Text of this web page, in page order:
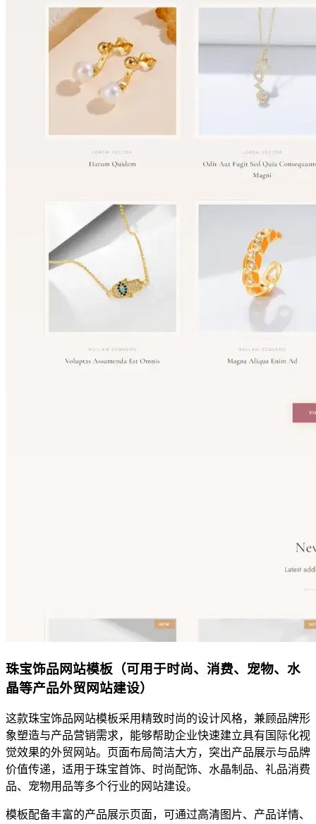
珠宝饰品网站模板（可用于时尚、消费、宠物、水
晶等产品外贸网站建设）
这款珠宝饰品网站模板采用精致时尚的设计风格，兼顾品牌形
象塑造与产品营销需求，能够帮助企业快速建立具有国际化视
觉效果的外贸网站。页面布局简洁大方，突出产品展示与品牌
价值传递，适用于珠宝首饰、时尚配饰、水晶制品、礼品消费
品、宠物用品等多个行业的网站建设。
模板配备丰富的产品展示页面，可通过高清图片、产品详情、